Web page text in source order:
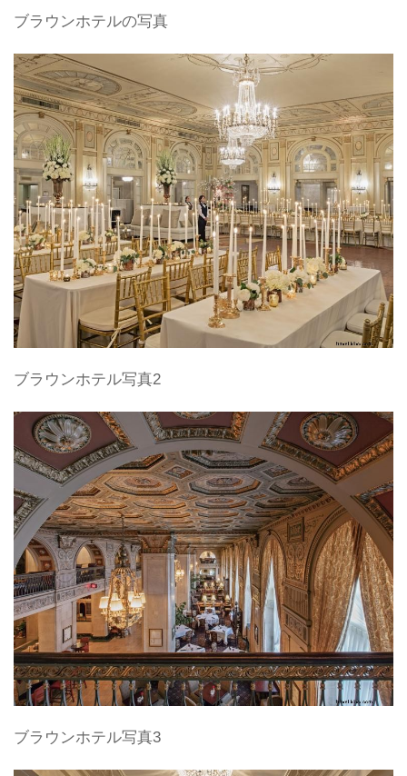
ブラウンホテルの写真
ブラウンホテル写真2
ブラウンホテル写真3